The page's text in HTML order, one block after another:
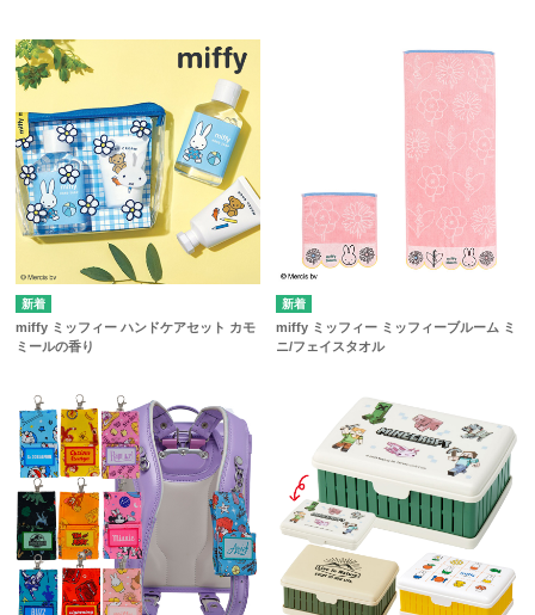
miffy ミッフィー ハンドケアセット カモ
ミールの香り
miffy ミッフィー ミッフィーブルーム ミ
ニ/フェイスタオル